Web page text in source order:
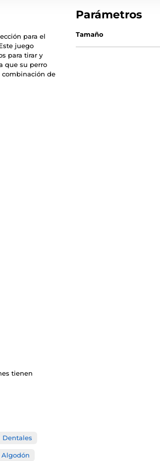
para el
juego
para tirar y
que su perro
combinación de
tienen
Dentales
Algodón
Parámetros
Tamaño